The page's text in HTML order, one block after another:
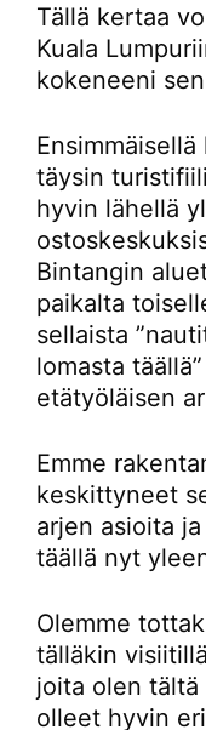
Tällä kertaa
Kuala
kokeneeni
täysin
hyvin lähellä
Bintangin
paikalta
sellaista
lomasta
etätyöläisen
Emme
keskittyneet
arjen asioita
täällä nyt
Olemme
tälläkin
joita olen
olleet hyvin